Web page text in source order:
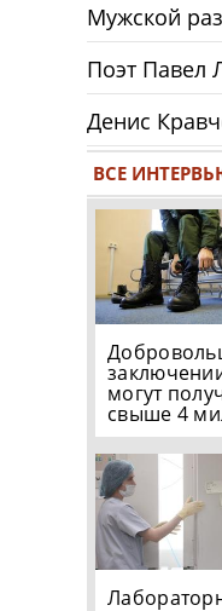
Мужской
Поэт Павел
Денис
ВСЕ
могут
свыше 4